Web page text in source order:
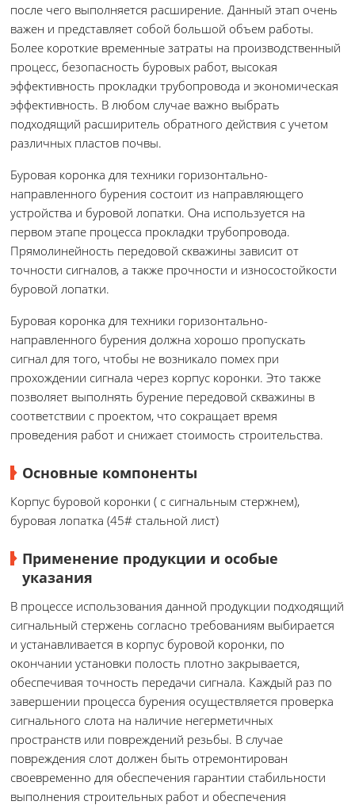
после чего выполняется расширение. Данный этап очень
важен и представляет собой большой объем работы.
Более короткие временные затраты на производственный
процесс, безопасность буровых работ, высокая
эффективность прокладки трубопровода и экономическая
эффективность. В любом случае важно выбрать
подходящий расширитель обратного действия с учетом
различных пластов почвы.
Буровая коронка для техники горизонтально-
направленного бурения состоит из направляющего
устройства и буровой лопатки. Она используется на
первом этапе процесса прокладки трубопровода.
Прямолинейность передовой скважины зависит от
точности сигналов, а также прочности и износостойкости
буровой лопатки.
Буровая коронка для техники горизонтально-
направленного бурения должна хорошо пропускать
сигнал для того, чтобы не возникало помех при
прохождении сигнала через корпус коронки. Это также
позволяет выполнять бурение передовой скважины в
соответствии с проектом, что сокращает время
проведения работ и снижает стоимость строительства.
Основные компоненты
Корпус буровой коронки ( с сигнальным стержнем),
буровая лопатка (45# стальной лист)
Применение продукции и особые
указания
В процессе использования данной продукции подходящий
сигнальный стержень согласно требованиям выбирается
и устанавливается в корпус буровой коронки, по
окончании установки полость плотно закрывается,
обеспечивая точность передачи сигнала. Каждый раз по
завершении процесса бурения осуществляется проверка
сигнального слота на наличие негерметичных
пространств или повреждений резьбы. В случае
повреждения слот должен быть отремонтирован
своевременно для обеспечения гарантии стабильности
выполнения строительных работ и обеспечения